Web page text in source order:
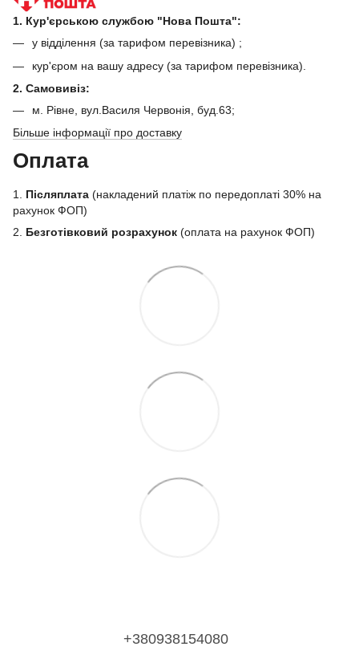
1. Кур'єрською службою "Нова Пошта":
у відділення (за тарифом перевізника) ;
кур'єром на вашу адресу (за тарифом перевізника).
2. Самовивіз:
м. Рівне, вул.Василя Червонія, буд.63;
Більше інформації про доставку
Оплата
1. Післяплата (накладений платіж по передоплаті 30% на
рахунок ФОП)
2. Безготівковий розрахунок (оплата на рахунок ФОП)
+380938154080